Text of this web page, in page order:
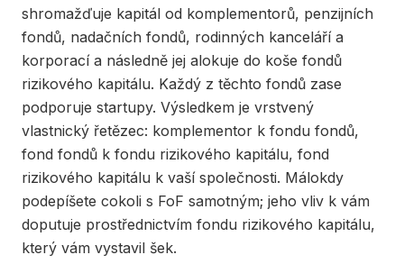
shromažďuje kapitál od komplementorů, penzijních
fondů, nadačních fondů, rodinných kanceláří a
korporací a následně jej alokuje do koše fondů
rizikového kapitálu. Každý z těchto fondů zase
podporuje startupy. Výsledkem je vrstvený
vlastnický řetězec: komplementor k fondu fondů,
fond fondů k fondu rizikového kapitálu, fond
rizikového kapitálu k vaší společnosti. Málokdy
podepíšete cokoli s FoF samotným; jeho vliv k vám
doputuje prostřednictvím fondu rizikového kapitálu,
který vám vystavil šek.